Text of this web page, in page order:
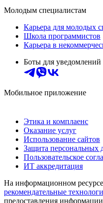
Молодым специалистам
Карьера для молодых
Школа программистов
Карьера в
Боты для уведомлений
Мобильное приложение
Этика и комплаенс
Оказание услуг
Использование сайтов
Защита персональных
Пользовательское
ИТ аккредитация
На информационном
рекомендательные
предоставления